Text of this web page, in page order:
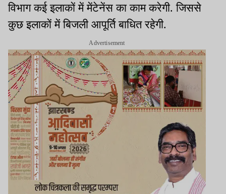
विभाग कई इलाकों में मेंटेनेंस का काम करेगी. जिससे
कुछ इलाकों में बिजली आपूर्ति बाधित रहेगी.
Advertisement